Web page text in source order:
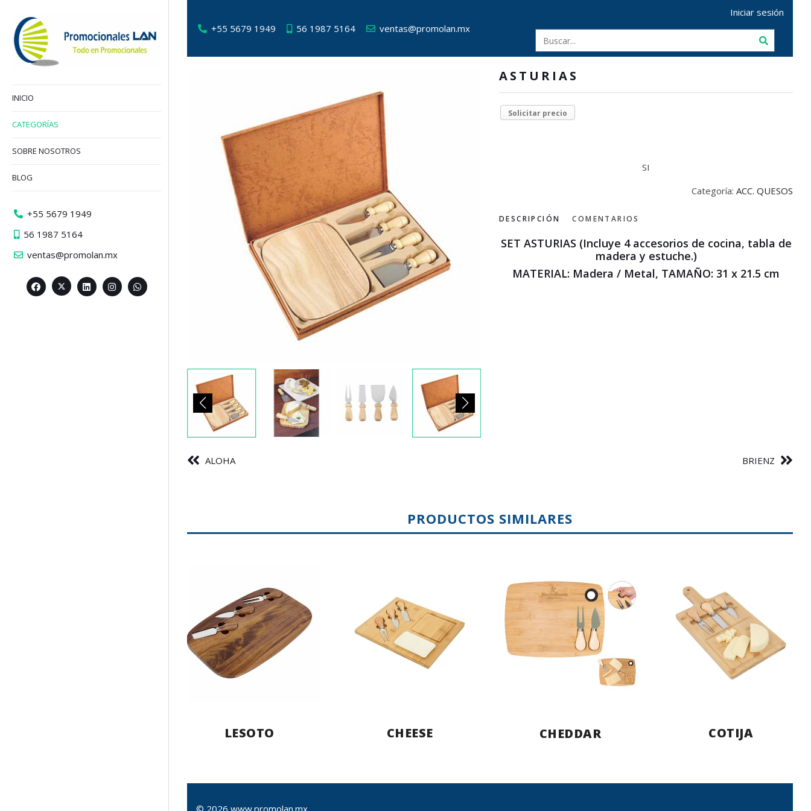
+55 5679 1949 56 1987 5164 ventas@promolan.mx
Iniciar sesión
ASTURIAS
Solicitar precio
SI
Categoría: ACC. QUESOS
DESCRIPCIÓN COMENTARIOS
SET ASTURIAS (Incluye 4 accesorios de cocina, tabla de
madera y estuche.)
MATERIAL: Madera / Metal, TAMAÑO: 31 x 21.5 cm
ALOHA BRIENZ
PRODUCTOS SIMILARES
LESOTO CHEESE CHEDDAR COTIJA
© 2026 www.promolan.mx
INICIO
CATEGORÍAS
SOBRE NOSOTROS
BLOG
+55 5679 1949
56 1987 5164
ventas@promolan.mx